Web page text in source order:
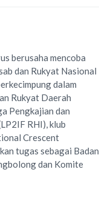
berusaha mencoba
dan Rukyat Nasional
dalam
Rukyat Daerah
Pengkajian dan
RHI), klub
Crescent
tugas sebagai Badan
dan Komite